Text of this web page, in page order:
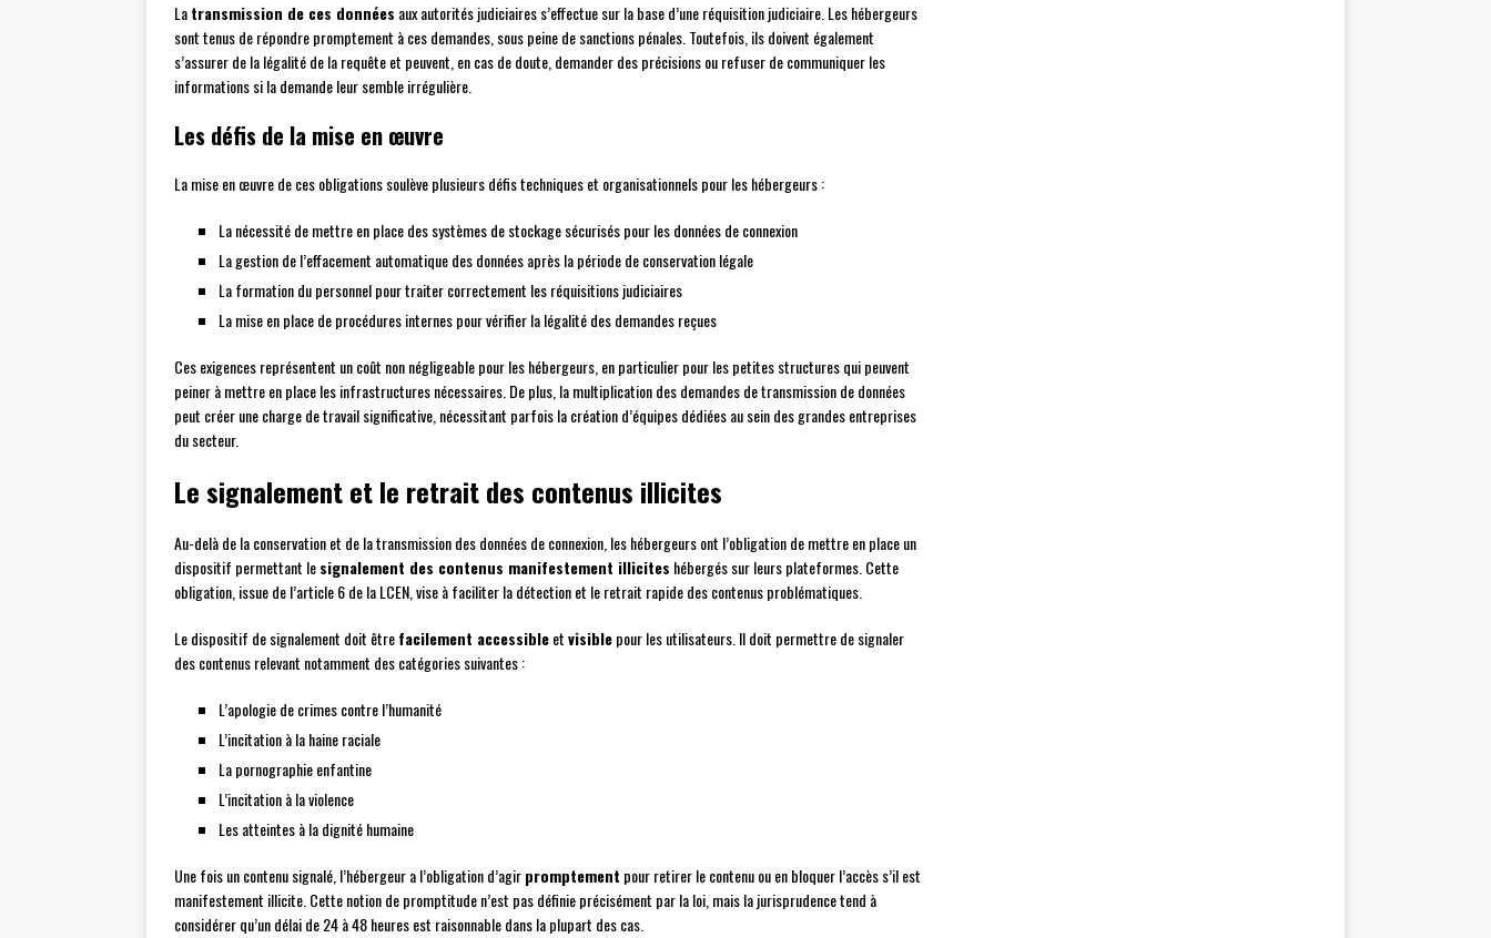
Latransmission de ces données aux autorités judiciaires s’effectue sur la base d’une réquisition judiciaire. Les hébergeurs
sont tenus de répondre promptement à ces demandes, sous peine de sanctions pénales. Toutefois, ils doivent également
s’assurer de la légalité de la requête et peuvent, en cas de doute, demander des précisions ou refuser de communiquer les
informations si la demande leur semble irrégulière.
Les défis de la mise en œuvre
La mise en œuvre de ces obligations soulève plusieurs défis techniques et organisationnels pour les hébergeurs :
La nécessité de mettre en place des systèmes de stockage sécurisés pour les données de connexion
La gestion de l’effacement automatique des données après la période de conservation légale
La formation du personnel pour traiter correctement les réquisitions judiciaires
La mise en place de procédures internes pour vérifier la légalité des demandes reçues
Ces exigences représentent un coût non négligeable pour les hébergeurs, en particulier pour les petites structures qui peuvent
peiner à mettre en place les infrastructures nécessaires. De plus, la multiplication des demandes de transmission de données
peut créer une charge de travail significative, nécessitant parfois la création d’équipes dédiées au sein des grandes entreprises
du secteur.
Le signalement et le retrait des contenus illicites
Au-delà de la conservation et de la transmission des données de connexion, les hébergeurs ont l’obligation de mettre en place un
dispositif permettant lesignalement des contenus manifestement illicites hébergés sur leurs plateformes. Cette
obligation, issue de l’article 6 de la LCEN, vise à faciliter la détection et le retrait rapide des contenus problématiques.
Le dispositif de signalement doit êtrefacilement accessibleetvisiblepour les utilisateurs. Il doit permettre de signaler
des contenus relevant notamment des catégories suivantes :
L’apologie de crimes contre l’humanité
L’incitation à la haine raciale
La pornographie enfantine
L’incitation à la violence
Les atteintes à la dignité humaine
Une fois un contenu signalé, l’hébergeur a l’obligation d’agirpromptement pour retirer le contenu ou en bloquer l’accès s’il est
manifestement illicite. Cette notion de promptitude n’est pas définie précisément par la loi, mais la jurisprudence tend à
considérer qu’un délai de 24 à 48 heures est raisonnable dans la plupart des cas.